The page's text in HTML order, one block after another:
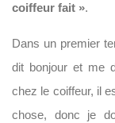
coiffeur fait ».
Dans un premier
dit bonjour et me
chez le coiffeur, il
chose, donc je